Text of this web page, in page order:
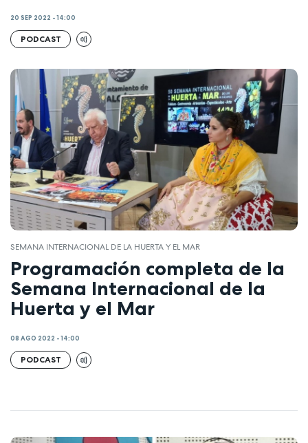
20 SEP 2022 - 14:00
PODCAST
SEMANA INTERNACIONAL DE LA HUERTA Y EL MAR
Programación completa de la
Semana Internacional de la
Huerta y el Mar
08 AGO 2022 - 14:00
PODCAST